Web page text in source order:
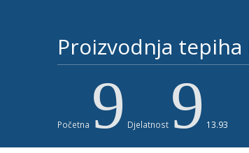
Proizvodnja
Početna 9 Djelatnost 9 13.93